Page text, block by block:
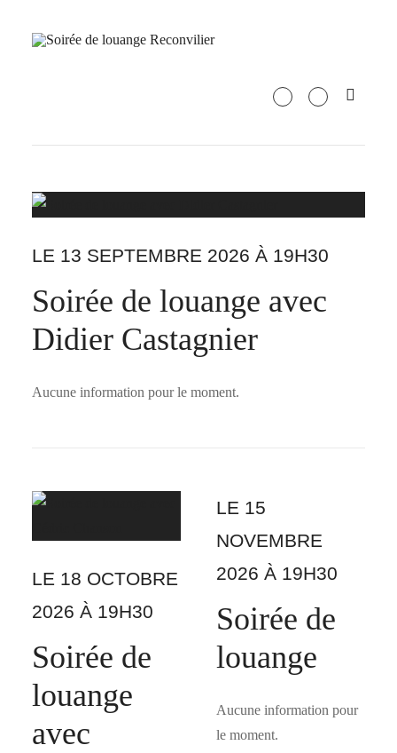
LE 13 SEPTEMBRE 2026 À 19H30
Soirée de louange avec
Didier Castagnier
Aucune information pour le moment.
LE 18 OCTOBRE
2026 À 19H30
Soirée de
louange
avec
LE 15
NOVEMBRE
2026 À 19H30
Soirée de
louange
Aucune information pour
le moment.